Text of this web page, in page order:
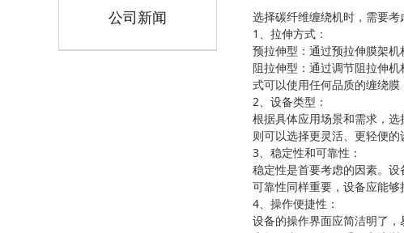
公司新闻 选择碳纤维缠绕机时，需要
1、拉伸方式：
预拉伸型：通过预拉伸膜架
阻拉伸型：通过调节阻拉伸
式可以使用任何品质的缠绕膜
2、设备类型：
根据具体应用场景和需求，
则可以选择更灵活、更轻便的
3、稳定性和可靠性：
稳定性是首要考虑的因素。设
可靠性同样重要，设备应能够
4、操作便捷性：
设备的操作界面应简洁明了，